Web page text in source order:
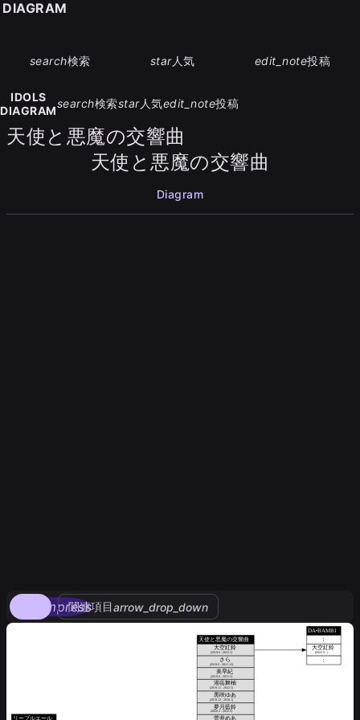
search検索 star人気 edit_note投稿
IDOLS
DIAGRAM
search検索star人気edit_note投稿
天使と悪魔の交響曲
天使と悪魔の交響曲
Diagram
compress
関連項目arrow_drop_down